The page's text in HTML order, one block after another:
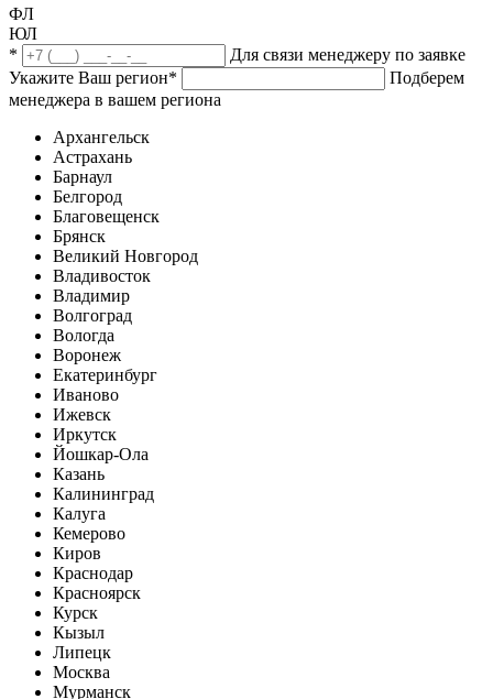
ФЛ
ЮЛ
*
Для связи менеджеру по заявке
Укажите Ваш регион*
Подберем
менеджера в вашем региона
Архангельск
Астрахань
Барнаул
Белгород
Благовещенск
Брянск
Великий Новгород
Владивосток
Владимир
Волгоград
Вологда
Воронеж
Екатеринбург
Иваново
Ижевск
Иркутск
Йошкар-Ола
Казань
Калининград
Калуга
Кемерово
Киров
Краснодар
Красноярск
Курск
Кызыл
Липецк
Москва
Мурманск